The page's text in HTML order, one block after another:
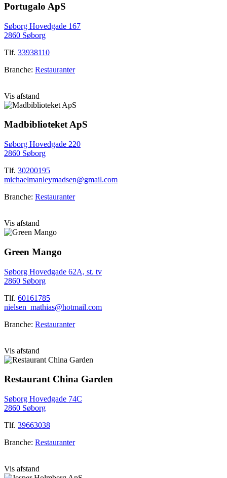
Portugalo ApS
Søborg Hovedgade 167
2860 Søborg
Tlf. 33938110
Branche: Restauranter
Vis afstand
Madbiblioteket ApS
Søborg Hovedgade 220
2860 Søborg
Tlf. 30200195
michaelmanleymadsen@gmail.com
Branche: Restauranter
Vis afstand
Green Mango
Søborg Hovedgade 62A, st. tv
2860 Søborg
Tlf. 60161785
nielsen_mathias@hotmail.com
Branche: Restauranter
Vis afstand
Restaurant China Garden
Søborg Hovedgade 74C
2860 Søborg
Tlf. 39663038
Branche: Restauranter
Vis afstand